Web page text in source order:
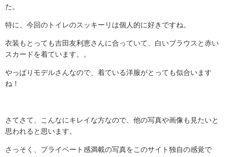
た。
特に、今回のトイレのスッキーリは個人的に好きですね。
衣装もとっても吉田友利恵さんに合っていて、白いブラウスと赤い
スカードを着ています。。
やっぱりモデルさんなので、着ている洋服がとっても似合います
ね！
さてさて、こんなにキレイな方なので、他の写真や画像も見たいと
思われると思います。
さっそく、プライベート感満載の写真をこのサイト独自の感覚で